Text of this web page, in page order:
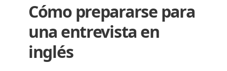
Cómo prepararse para
una entrevista en
inglés